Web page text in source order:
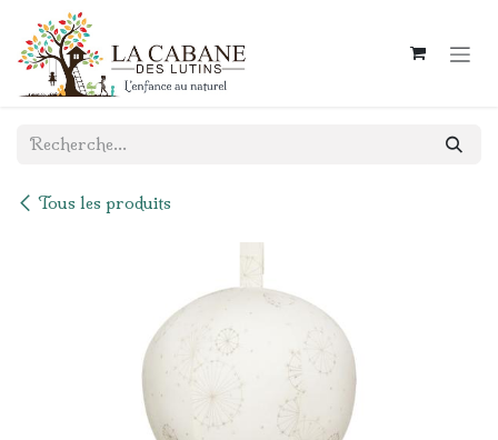
Se rendre au contenu
Tous les produits